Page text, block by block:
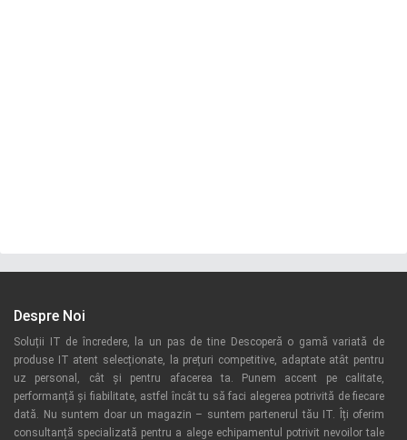
Despre Noi
Soluții IT de încredere, la un pas de tine Descoperă o gamă variată de
produse IT atent selecționate, la prețuri competitive, adaptate atât pentru
uz personal, cât și pentru afacerea ta. Punem accent pe calitate,
performanță și fiabilitate, astfel încât tu să faci alegerea potrivită de fiecare
dată. Nu suntem doar un magazin – suntem partenerul tău IT. Îți oferim
consultanță specializată pentru a alege echipamentul potrivit nevoilor tale